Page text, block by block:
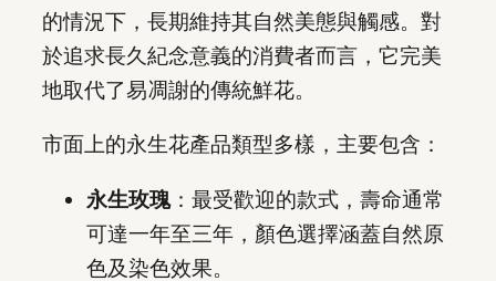
的情況下，長期維持其自然美態與觸感。對
於追求長久紀念意義的消費者而言，它完美
地取代了易凋謝的傳統鮮花。
市面上的永生花產品類型多樣，主要包含：
永生玫瑰：最受歡迎的款式，壽命通常
可達一年至三年，顏色選擇涵蓋自然原
色及染色效果。